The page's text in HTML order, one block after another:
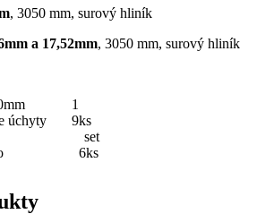
, 3050 mm, surový hliník
a 17,52mm, 3050 mm, surový hliník
1
úchyty 9ks
set
sklo 6ks